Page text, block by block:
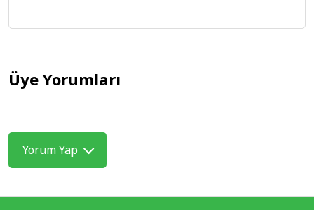
Üye Yorumları
Yorum Yap